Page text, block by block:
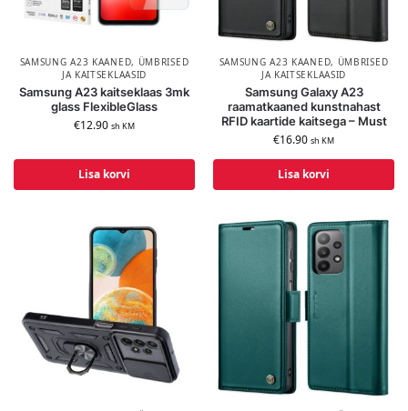
SAMSUNG A23 KAANED, ÜMBRISED
JA KAITSEKLAASID
Samsung A23 kaitseklaas 3mk
glass FlexibleGlass
€12.90 sh KM
Lisa korvi
SAMSUNG A23 KAANED, ÜMBRISED
JA KAITSEKLAASID
Samsung Galaxy A23
raamatkaaned kunstnahast
RFID kaartide kaitsega – Must
€16.90 sh KM
Lisa korvi